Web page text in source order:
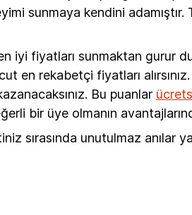
sunmaya kendini
iyi fiyatları sunmaktan gurur
rekabetçi fiyatları alırsınız.
Bu puanlar
bir üye olmanın
sırasında unutulmaz anılar